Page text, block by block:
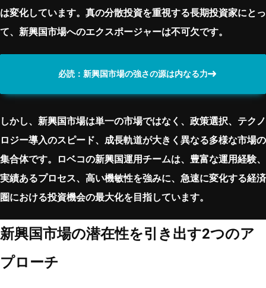
は変化しています。真の分散投資を重視する長期投資家にとっ
て、新興国市場へのエクスポージャーは不可欠です。
必読：新興国市場の強さの源は内なる力
しかし、新興国市場は単一の市場ではなく、政策選択、テクノ
ロジー導入のスピード、成長軌道が大きく異なる多様な市場の
集合体です。ロベコの新興国運用チームは、豊富な運用経験、
実績あるプロセス、高い機敏性を強みに、急速に変化する経済
圏における投資機会の最大化を目指しています。
新興国市場の潜在性を引き出す2つのア
プローチ